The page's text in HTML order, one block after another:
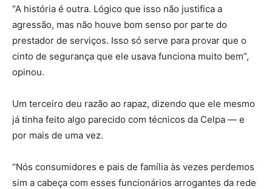
“A história é outra. Lógico que isso não justifica a
agressão, mas não houve bom senso por parte do
prestador de serviços. Isso só serve para provar que o
cinto de segurança que ele usava funciona muito bem”,
opinou.
Um terceiro deu razão ao rapaz, dizendo que ele mesmo
já tinha feito algo parecido com técnicos da Celpa — e
por mais de uma vez.
“Nós consumidores e pais de família às vezes perdemos
sim a cabeça com esses funcionários arrogantes da rede